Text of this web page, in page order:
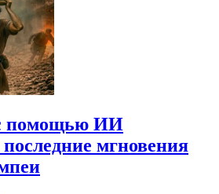
помощью ИИ
последние мгновения